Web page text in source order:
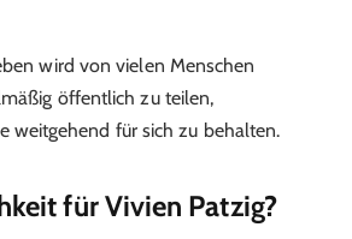
wird von vielen Menschen
öffentlich zu teilen,
weitgehend für sich zu behalten.
für Vivien Patzig?